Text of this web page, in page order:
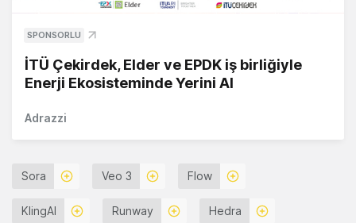
SPONSORLU
İTÜ Çekirdek, Elder ve EPDK iş birliğiyle
Enerji Ekosisteminde Yerini Al
Adrazzi
Sora Veo 3 Flow
KlingAI Runway Hedra